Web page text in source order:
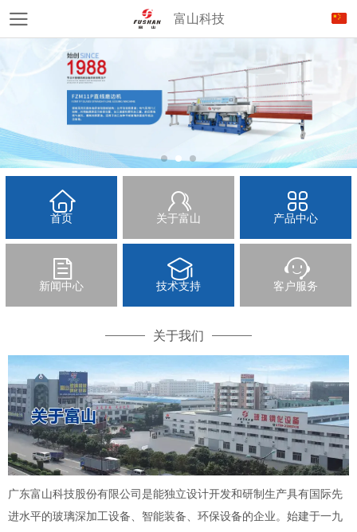
富山科技
首页 关于富山 产品中心
新闻中心 技术支持 客户服务
关于我们
广东富山科技股份有限公司是能独立设计开发和研制生产具有国际先
进水平的玻璃深加工设备、智能装备、环保设备的企业。始建于一九